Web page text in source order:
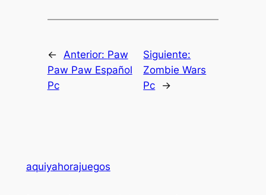
← Anterior: Paw
Paw Paw Español
Pc
Siguiente:
Zombie Wars
Pc
→
aquiyahorajuegos